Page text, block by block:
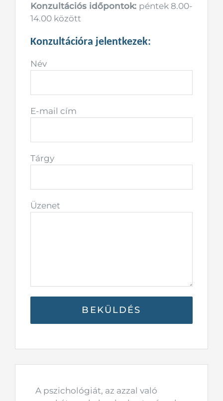
Konzultációs időpontok: péntek 8.00-
14.00 között
Konzultációra jelentkezek:
Név
E-mail cím
Tárgy
Üzenet
A pszichológiát, az azzal való